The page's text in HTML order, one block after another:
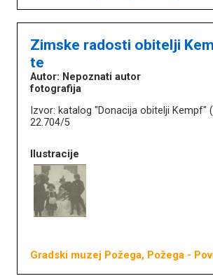
Zimske radosti obitelji
te
Autor: Nepoznati autor
fotografija
Izvor: katalog "Donacija obitelji Kempf"
22.704/5
Ilustracije
Gradski muzej Požega, Požega -